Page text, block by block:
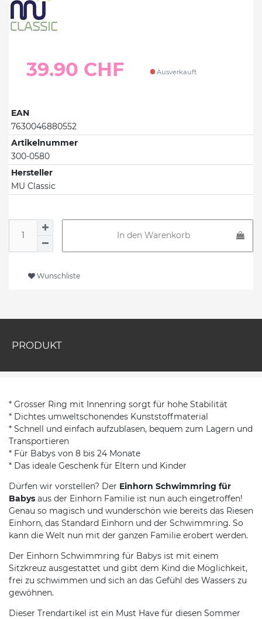
39.90 CHF Ausverkauft
EAN
7630046880552
Artikelnummer
300-0580
Hersteller
MU Classic
In den Warenkorb
Wunschliste
PRODUKT
* Grosser Ring mit Innenring sorgt für hohe Stabilität
* Dichtes umweltschonendes Kunststoffmaterial
* Schnell und einfach aufzublasen, bequem zum Lagern und
Transportieren
* Für Babys von 8 bis 24 Monate
* Das ideale Geschenk für Eltern und Kinder
Dürfen wir vorstellen? Der Einhorn Schwimmring für
Babys aus der Einhorn Familie ist nun auch eingetroffen!
Genau so magisch und wunderschön wie bereits das Riesen
Einhorn, das Standard Einhorn und der Schwimmring. So
kann die Welt nun mit der ganzen Familie erobert werden.
Der Einhorn Schwimmring für Babys ist mit einem
Sitzkreuz ausgestattet und gibt dem Kind die Möglichkeit,
frei zu schwimmen und sich an das Gefühl des Wassers zu
gewöhnen.
Dieser Trendartikel ist ein Must Have für diesen Sommer